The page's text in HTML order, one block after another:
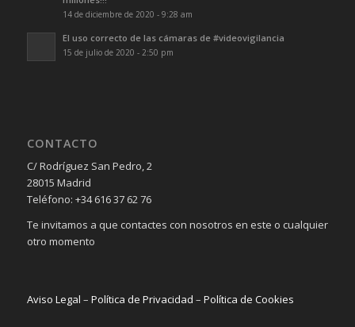
14 de diciembre de 2020 - 9:28 am
El uso correcto de las cámaras de #videovigilancia
15 de julio de 2020 - 2:50 pm
CONTACTO
C/ Rodríguez San Pedro, 2
28015 Madrid
Teléfono: +34 616 37 62 76
Te invitamos a que contactes con nosotros en este o cualquier
otro momento
Aviso Legal – Política de Privacidad – Política de Cookies